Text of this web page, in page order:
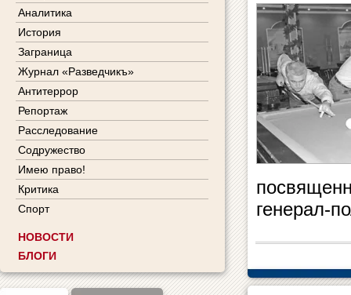
Аналитика
История
Заграница
Журнал «Разведчикъ»
Антитеррор
Репортаж
Расследование
Содружество
Имею право!
Критика
Спорт
НОВОСТИ
БЛОГИ
генерал-